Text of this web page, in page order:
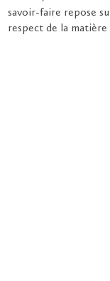
savoir-faire repose
respect de la